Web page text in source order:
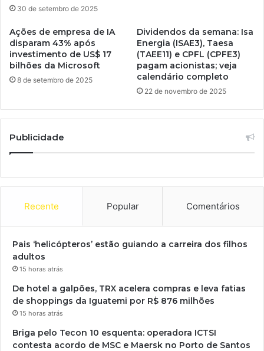
30 de setembro de 2025
Ações de empresa de IA
disparam 43% após
investimento de US$ 17
bilhões da Microsoft
8 de setembro de 2025
Dividendos da semana: Isa
Energia (ISAE3), Taesa
(TAEE11) e CPFL (CPFE3)
pagam acionistas; veja
calendário completo
22 de novembro de 2025
Publicidade
Recente Popular Comentários
Pais ‘helicópteros’ estão guiando a carreira dos filhos
adultos
15 horas atrás
De hotel a galpões, TRX acelera compras e leva fatias
de shoppings da Iguatemi por R$ 876 milhões
15 horas atrás
Briga pelo Tecon 10 esquenta: operadora ICTSI
contesta acordo de MSC e Maersk no Porto de Santos